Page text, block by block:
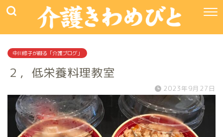
中川修子が綴る「介護ブログ」
２，低栄養料理教室
2023年9月27日